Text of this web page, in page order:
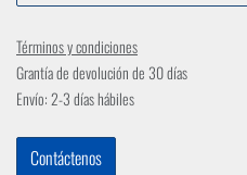
Términos y condiciones
Grantía de devolución de 30 días
Envío: 2-3 días hábiles
Contáctenos